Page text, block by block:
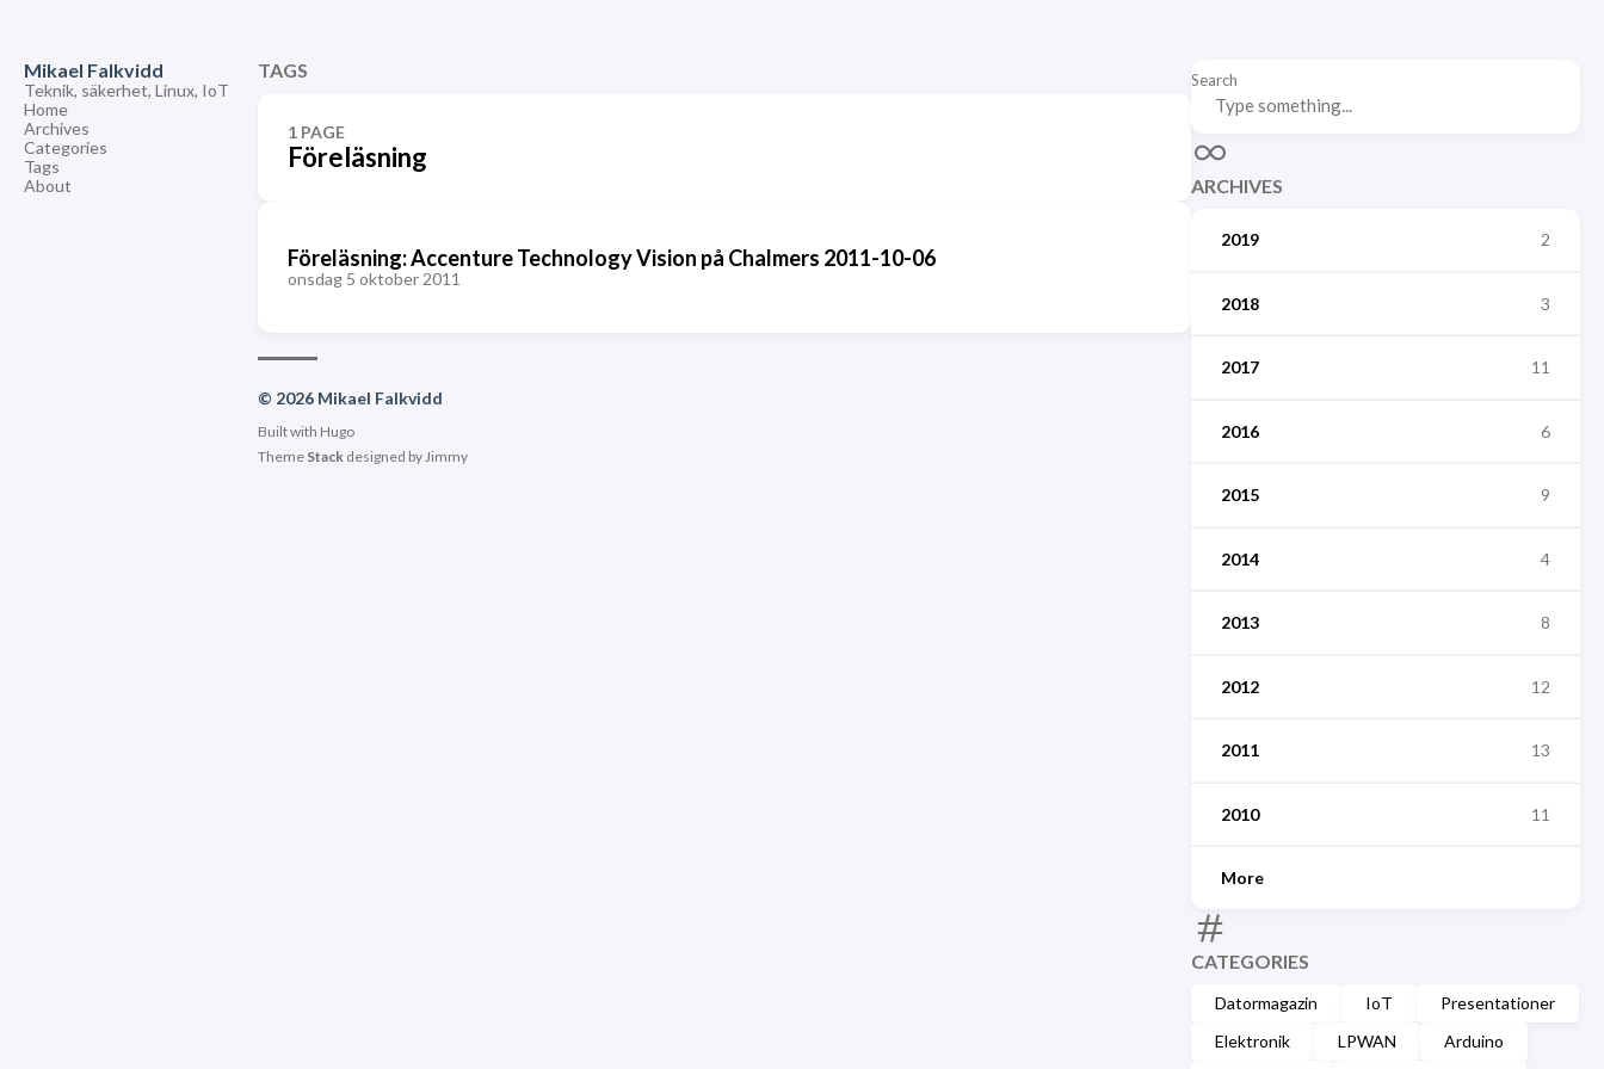
Mikael Falkvidd
Teknik, säkerhet, Linux, IoT
Home
Archives
Categories
Tags
About
Search
ARCHIVES
2019 2
2018 3
2017 11
2016 6
2015 9
2014 4
2013 8
2012 12
2011 13
2010 11
More
CATEGORIES
Datormagazin IoT
Presentationer
Elektronik
LPWAN Arduino
TAGS
1 PAGE
Föreläsning
Föreläsning: Accenture Technology Vision på Chalmers 2011-10-06
onsdag 5 oktober 2011
© 2026 Mikael Falkvidd
Built with Hugo
Theme Stackdesigned byJimmy